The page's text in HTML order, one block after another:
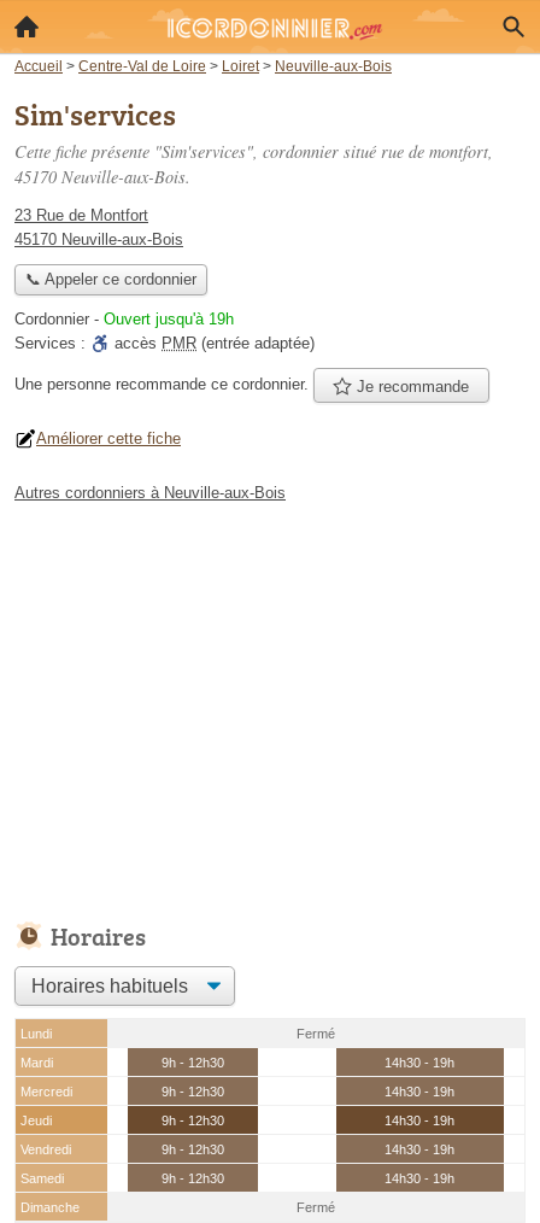
Accueil > Centre-Val de Loire > Loiret > Neuville-aux-Bois
Sim'services
Cette fiche présente "Sim'services", cordonnier situé rue de montfort,
45170 Neuville-aux-Bois.
23 Rue de Montfort
45170 Neuville-aux-Bois
📞 Appeler ce cordonnier
Cordonnier - Ouvert jusqu'à 19h
Services :
accès PMR (entrée adaptée)
Une personne recommande ce cordonnier. Je recommande
Améliorer cette fiche
Autres cordonniers à Neuville-aux-Bois
Horaires
Lundi
Fermé
Mardi
9h - 12h30
14h30 - 19h
Mercredi
9h - 12h30
14h30 - 19h
Jeudi
9h - 12h30
14h30 - 19h
Vendredi
9h - 12h30
14h30 - 19h
Samedi
9h - 12h30
14h30 - 19h
Dimanche
Fermé